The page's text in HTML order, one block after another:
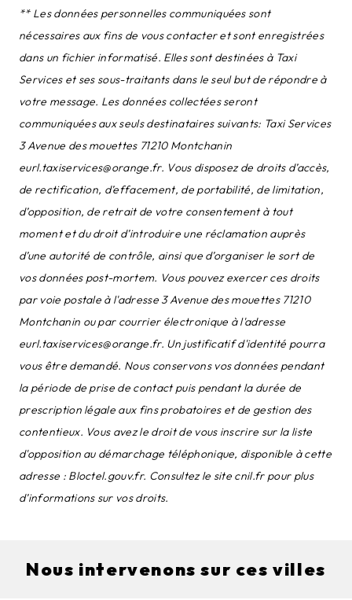
** Les données personnelles communiquées sont
nécessaires aux fins de vous contacter et sont enregistrées
dans un fichier informatisé. Elles sont destinées à Taxi
Services et ses sous-traitants dans le seul but de répondre à
votre message. Les données collectées seront
communiquées aux seuls destinataires suivants: Taxi Services
3 Avenue des mouettes 71210 Montchanin
eurl.taxiservices@orange.fr. Vous disposez de droits d’accès,
de rectification, d’effacement, de portabilité, de limitation,
d’opposition, de retrait de votre consentement à tout
moment et du droit d’introduire une réclamation auprès
d’une autorité de contrôle, ainsi que d’organiser le sort de
vos données post-mortem. Vous pouvez exercer ces droits
par voie postale à l'adresse 3 Avenue des mouettes 71210
Montchanin ou par courrier électronique à l'adresse
eurl.taxiservices@orange.fr. Un justificatif d'identité pourra
vous être demandé. Nous conservons vos données pendant
la période de prise de contact puis pendant la durée de
prescription légale aux fins probatoires et de gestion des
contentieux. Vous avez le droit de vous inscrire sur la liste
d'opposition au démarchage téléphonique, disponible à cette
adresse : Bloctel.gouv.fr. Consultez le site cnil.fr pour plus
d’informations sur vos droits.
Nous intervenons sur ces villes